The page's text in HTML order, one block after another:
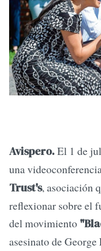
Avispero.El 1 de
una
Trust's, asociación
reflexionar sobre el
del movimiento
asesinato de